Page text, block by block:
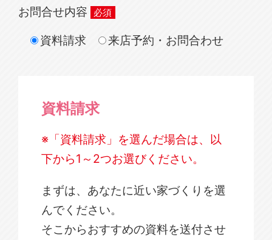
お問合せ内容
資料請求
来店予約・お問合わせ
資料請求
※「資料請求」を選んだ場合は、以
下から1～2つお選びください。
まずは、あなたに近い家づくりを選
んでください。
そこからおすすめの資料を送付させ